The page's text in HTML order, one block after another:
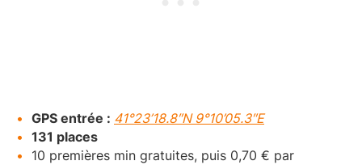
GPS entrée : 41°23’18.8″N 9°10’05.3″E
131 places
10 premières min gratuites, puis 0,70 € par